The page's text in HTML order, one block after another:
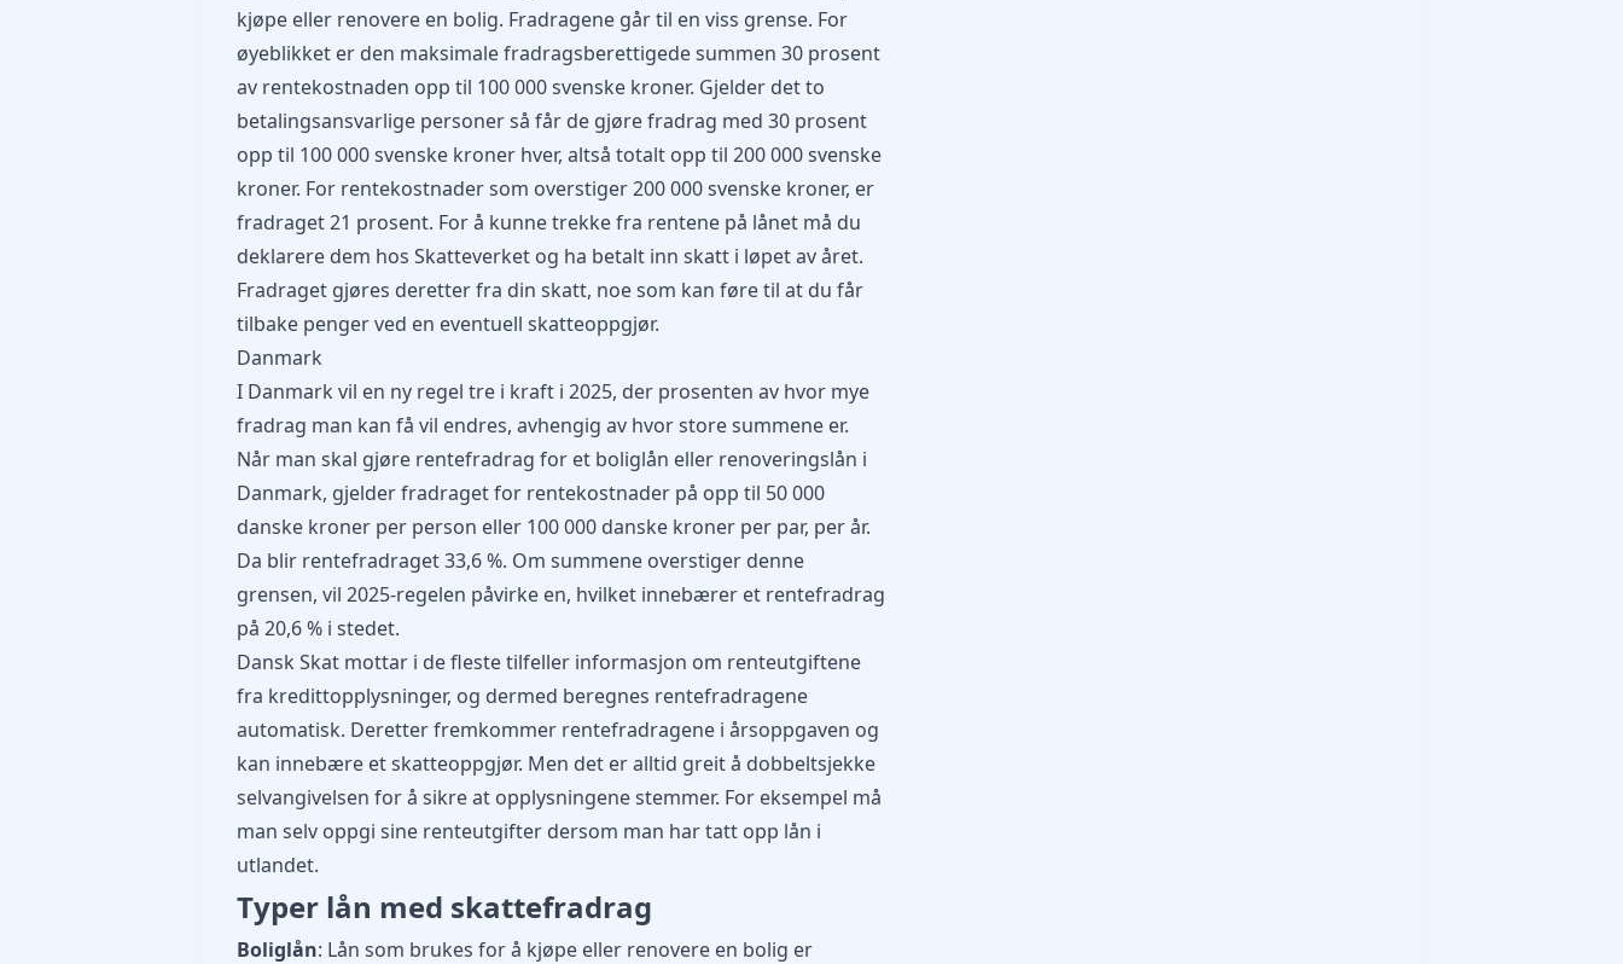
kjøpe eller renovere en bolig. Fradragene går til en viss grense. For
øyeblikket er den maksimale fradragsberettigede summen 30 prosent
av rentekostnaden opp til 100 000 svenske kroner. Gjelder det to
betalingsansvarlige personer så får de gjøre fradrag med 30 prosent
opp til 100 000 svenske kroner hver, altså totalt opp til 200 000 svenske
kroner. For rentekostnader som overstiger 200 000 svenske kroner, er
fradraget 21 prosent. For å kunne trekke fra rentene på lånet må du
deklarere dem hos Skatteverket og ha betalt inn skatt i løpet av året.
Fradraget gjøres deretter fra din skatt, noe som kan føre til at du får
tilbake penger ved en eventuell skatteoppgjør.
Danmark
I Danmark vil en ny regel tre i kraft i 2025, der prosenten av hvor mye
fradrag man kan få vil endres, avhengig av hvor store summene er.
Når man skal gjøre rentefradrag for et boliglån eller renoveringslån i
Danmark, gjelder fradraget for rentekostnader på opp til 50 000
danske kroner per person eller 100 000 danske kroner per par, per år.
Da blir rentefradraget 33,6 %. Om summene overstiger denne
grensen, vil 2025-regelen påvirke en, hvilket innebærer et rentefradrag
på 20,6 % i stedet.
Dansk Skat mottar i de fleste tilfeller informasjon om renteutgiftene
fra kredittopplysninger, og dermed beregnes rentefradragene
automatisk. Deretter fremkommer rentefradragene i årsoppgaven og
kan innebære et skatteoppgjør. Men det er alltid greit å dobbeltsjekke
selvangivelsen for å sikre at opplysningene stemmer. For eksempel må
man selv oppgi sine renteutgifter dersom man har tatt opp lån i
utlandet.
Typer lån med skattefradrag
Boliglån: Lån som brukes for å kjøpe eller renovere en bolig er